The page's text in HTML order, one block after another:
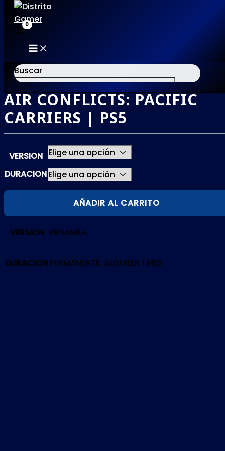
al
contenido
MAIN
MENU
Buscar
×
AIR CONFLICTS: PACIFIC
CARRIERS | PS5
VERSION
DURACION
AIR
CARRIERS
PS5
AÑADIR AL CARRITO
VERSION PRIMARIA
DURACION PERMANENTE, ALQUILER 1 MES